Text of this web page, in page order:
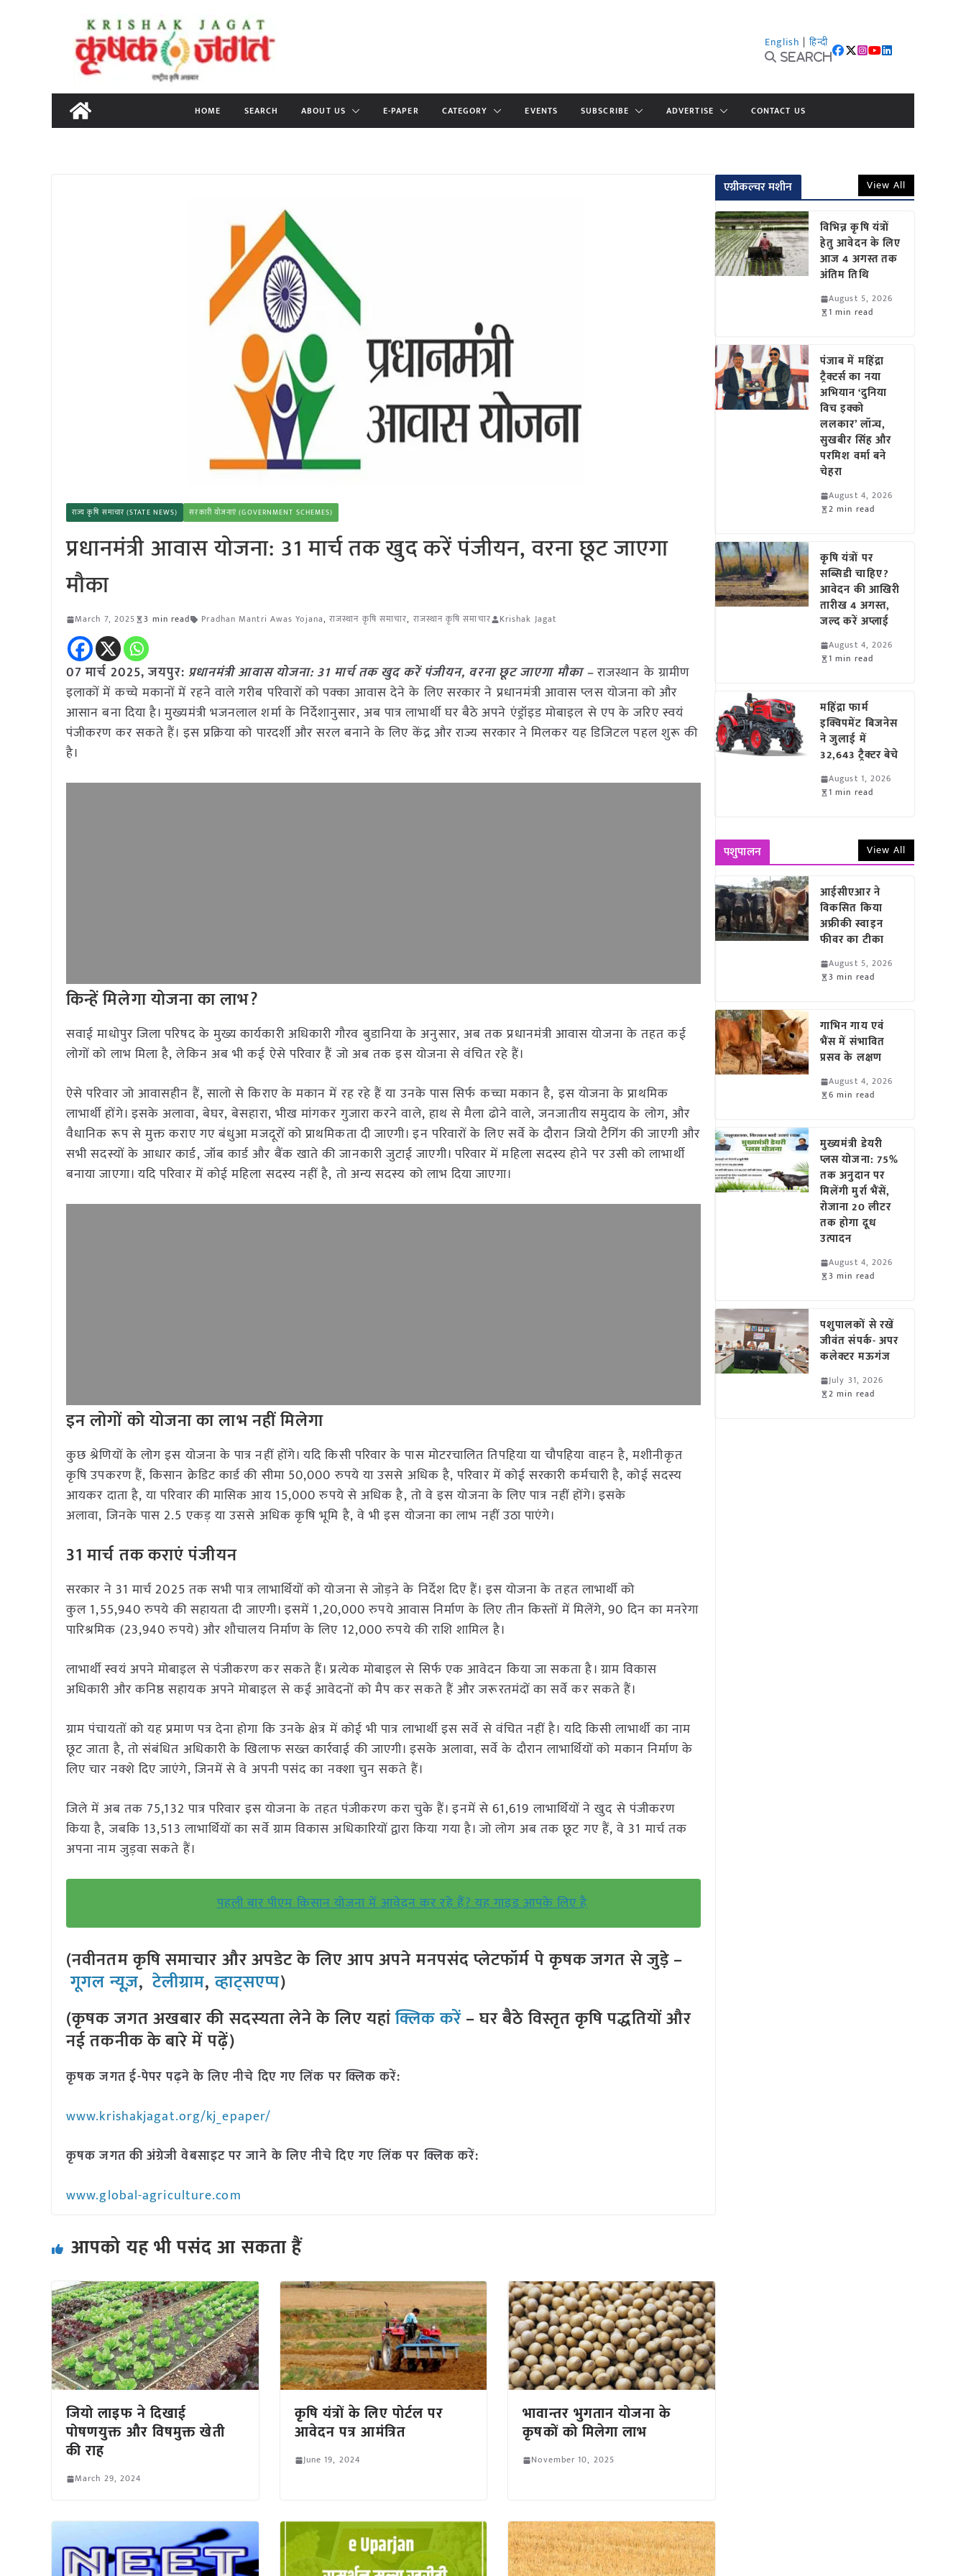
content
English | हिन्दी
Search
HOME SEARCH ABOUT US E-PAPER CATEGORY EVENTS SUBSCRIBE ADVERTISE CONTACT US
राज्य कृषि समाचार (STATE NEWS) सरकारी योजनाएं (GOVERNMENT SCHEMES)
प्रधानमंत्री आवास योजना: 31 मार्च तक खुद करें पंजीयन, वरना छूट जाएगा
मौका
March 7, 2025 3 min read Pradhan Mantri Awas Yojana,राजस्थान कृषि समाचार, राजस्थान कृषि समाचार Krishak Jagat
07 मार्च 2025,जयपुर: प्रधानमंत्री आवास योजना: 31 मार्च तक खुद करें पंजीयन, वरना छूट जाएगा मौका –राजस्थान के ग्रामीण
इलाकों में कच्चे मकानों में रहने वाले गरीब परिवारों को पक्का आवास देने के लिए सरकार ने प्रधानमंत्री आवास प्लस योजना को और
आसान बना दिया है। मुख्यमंत्री भजनलाल शर्मा के निर्देशानुसार, अब पात्र लाभार्थी घर बैठे अपने एंड्रॉइड मोबाइल से एप के जरिए स्वयं
पंजीकरण कर सकते हैं। इस प्रक्रिया को पारदर्शी और सरल बनाने के लिए केंद्र और राज्य सरकार ने मिलकर यह डिजिटल पहल शुरू की
है।
किन्हें मिलेगा योजना का लाभ?
सवाई माधोपुर जिला परिषद के मुख्य कार्यकारी अधिकारी गौरव बुडानिया के अनुसार, अब तक प्रधानमंत्री आवास योजना के तहत कई
लोगों को लाभ मिला है, लेकिन अब भी कई ऐसे परिवार हैं जो अब तक इस योजना से वंचित रहे हैं।
ऐसे परिवार जो आवासहीन हैं, सालो से किराए के मकान में रह रहे हैं या उनके पास सिर्फ कच्चा मकान है, इस योजना के प्राथमिक
लाभार्थी होंगे। इसके अलावा, बेघर, बेसहारा, भीख मांगकर गुजारा करने वाले, हाथ से मैला ढोने वाले, जनजातीय समुदाय के लोग, और
वैधानिक रूप से मुक्त कराए गए बंधुआ मजदूरों को प्राथमिकता दी जाएगी। इन परिवारों के लिए सर्वे के दौरान जियो टैगिंग की जाएगी और
सभी सदस्यों के आधार कार्ड, जॉब कार्ड और बैंक खाते की जानकारी जुटाई जाएगी। परिवार में महिला सदस्य होने पर उसी को लाभार्थी
बनाया जाएगा। यदि परिवार में कोई महिला सदस्य नहीं है, तो अन्य सदस्य को लाभ दिया जाएगा।
इन लोगों को योजना का लाभ नहीं मिलेगा
कुछ श्रेणियों के लोग इस योजना के पात्र नहीं होंगे। यदि किसी परिवार के पास मोटरचालित तिपहिया या चौपहिया वाहन है, मशीनीकृत
कृषि उपकरण हैं, किसान क्रेडिट कार्ड की सीमा 50,000 रुपये या उससे अधिक है, परिवार में कोई सरकारी कर्मचारी है, कोई सदस्य
आयकर दाता है, या परिवार की मासिक आय 15,000 रुपये से अधिक है, तो वे इस योजना के लिए पात्र नहीं होंगे। इसके
अलावा, जिनके पास 2.5 एकड़ या उससे अधिक कृषि भूमि है, वे भी इस योजना का लाभ नहीं उठा पाएंगे।
31मार्च तक कराएं पंजीयन
सरकार ने 31 मार्च 2025 तक सभी पात्र लाभार्थियों को योजना से जोड़ने के निर्देश दिए हैं। इस योजना के तहत लाभार्थी को
कुल 1,55,940 रुपये की सहायता दी जाएगी। इसमें 1,20,000 रुपये आवास निर्माण के लिए तीन किस्तों में मिलेंगे, 90 दिन का मनरेगा
पारिश्रमिक (23,940 रुपये) और शौचालय निर्माण के लिए 12,000 रुपये की राशि शामिल है।
लाभार्थी स्वयं अपने मोबाइल से पंजीकरण कर सकते हैं। प्रत्येक मोबाइल से सिर्फ एक आवेदन किया जा सकता है। ग्राम विकास
अधिकारी और कनिष्ठ सहायक अपने मोबाइल से कई आवेदनों को मैप कर सकते हैं और जरूरतमंदों का सर्वे कर सकते हैं।
ग्राम पंचायतों को यह प्रमाण पत्र देना होगा कि उनके क्षेत्र में कोई भी पात्र लाभार्थी इस सर्वे से वंचित नहीं है। यदि किसी लाभार्थी का नाम
छूट जाता है, तो संबंधित अधिकारी के खिलाफ सख्त कार्रवाई की जाएगी। इसके अलावा, सर्वे के दौरान लाभार्थियों को मकान निर्माण के
लिए चार नक्शे दिए जाएंगे, जिनमें से वे अपनी पसंद का नक्शा चुन सकते हैं।
जिले में अब तक 75,132 पात्र परिवार इस योजना के तहत पंजीकरण करा चुके हैं। इनमें से 61,619 लाभार्थियों ने खुद से पंजीकरण
किया है, जबकि 13,513 लाभार्थियों का सर्वे ग्राम विकास अधिकारियों द्वारा किया गया है। जो लोग अब तक छूट गए हैं, वे 31 मार्च तक
अपना नाम जुड़वा सकते हैं।
पहली बार पीएम किसान योजना में आवेदन कर रहे हैं? यह गाइड आपके लिए है
(नवीनतम कृषि समाचार और अपडेट के लिए आप अपने मनपसंद प्लेटफॉर्म पे कृषक जगत से जुड़े –
गूगल न्यूज़,टेलीग्राम,व्हाट्सएप्प)
(कृषक जगत अखबार की सदस्यता लेने के लिए यहांक्लिक करें– घर बैठे विस्तृत कृषि पद्धतियों और
नई तकनीक के बारे में पढ़ें)
कृषक जगत ई-पेपर पढ़ने के लिए नीचे दिए गए लिंक पर क्लिक करें:
www.krishakjagat.org/kj_epaper/
कृषक जगत की अंग्रेजी वेबसाइट पर जाने के लिए नीचे दिए गए लिंक पर क्लिक करें:
www.global-agriculture.com
आपको यह भी पसंद आ सकता हैं
जियो लाइफ ने दिखाई
पोषणयुक्त और विषमुक्त खेती
की राह
March 29, 2024
कृषि यंत्रों के लिए पोर्टल पर
आवेदन पत्र आमंत्रित
June 19, 2024
भावान्तर भुगतान योजना के
कृषकों को मिलेगा लाभ
November 10, 2025
एग्रीकल्चर मशीन View All
विभिन्न कृषि यंत्रों
हेतु आवेदन के लिए
आज 4 अगस्त तक
अंतिम तिथि
August 5, 2026
1 min read
पंजाब में महिंद्रा
ट्रैक्टर्स का नया
अभियान ‘दुनिया
विच इक्को
ललकार’ लॉन्च,
सुखबीर सिंह और
परमिश वर्मा बने
चेहरा
August 4, 2026
2 min read
कृषि यंत्रों पर
सब्सिडी चाहिए?
आवेदन की आखिरी
तारीख 4 अगस्त,
जल्द करें अप्लाई
August 4, 2026
1 min read
महिंद्रा फार्म
इक्विपमेंट बिजनेस
ने जुलाई में
32,643 ट्रैक्टर बेचे
August 1, 2026
1 min read
पशुपालन View All
आईसीएआर ने
विकसित किया
अफ्रीकी स्वाइन
फीवर का टीका
August 5, 2026
3 min read
गाभिन गाय एवं
भैंस में संभावित
प्रसव के लक्षण
August 4, 2026
6 min read
मुख्यमंत्री डेयरी
प्लस योजना: 75%
तक अनुदान पर
मिलेंगी मुर्रा भैंसें,
रोजाना 20 लीटर
तक होगा दूध
उत्पादन
August 4, 2026
3 min read
पशुपालकों से रखें
जीवंत संपर्क- अपर
कलेक्टर मऊगंज
July 31, 2026
2 min read